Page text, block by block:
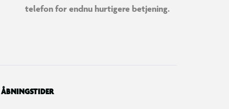
telefon for endnu hurtigere betjening.
ÅBNINGSTIDER